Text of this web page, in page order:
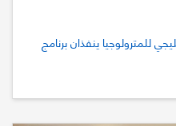
للمترولوجيا ينفذان برنامج